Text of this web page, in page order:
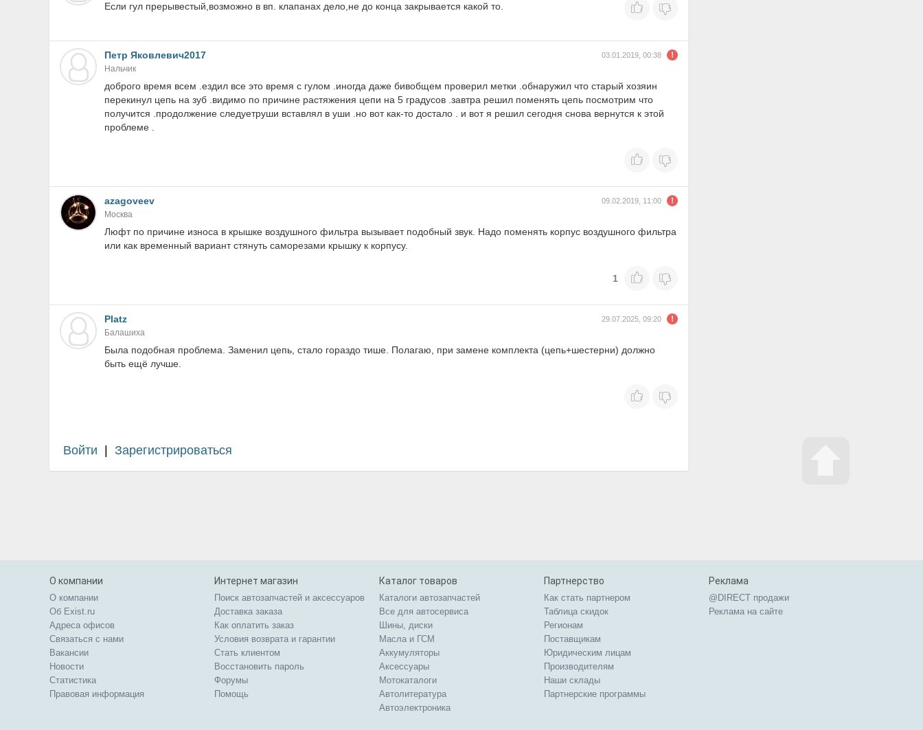
Если гул прерывестый,возможно в вп. клапанах дело,не до конца закрывается какой то.
Петр Яковлевич2017 03.01.2019, 00:38
Нальчик
доброго время всем .ездил все это время с гулом .иногда даже бивобщем проверил метки .обнаружил что старый хозяин
перекинул цепь на зуб .видимо по причине растяжения цепи на 5 градусов .завтра решил поменять цепь посмотрим что
получится .продолжение следуетруши вставлял в уши .но вот как-то достало . и вот я решил сегодня снова вернутся к этой
проблеме .
azagoveev 09.02.2019, 11:00
Москва
Люфт по причине износа в крышке воздушного фильтра вызывает подобный звук. Надо поменять корпус воздушного фильтра
или как временный вариант стянуть саморезами крышку к корпусу.
1
Platz 29.07.2025, 09:20
Балашиха
Была подобная проблема. Заменил цепь, стало гораздо тише. Полагаю, при замене комплекта (цепь+шестерни) должно
быть ещё лучше.
Войти Зарегистрироваться
О компании
О компании
Об Exist.ru
Адреса офисов
Связаться с нами
Вакансии
Новости
Статистика
Правовая информация
Интернет магазин
Поиск автозапчастей и аксессуаров
Доставка заказа
Как оплатить заказ
Условия возврата и гарантии
Стать клиентом
Восстановить пароль
Форумы
Помощь
Каталог товаров
Каталоги автозапчастей
Все для автосервиса
Шины, диски
Масла и ГСМ
Аккумуляторы
Аксессуары
Мотокаталоги
Автолитература
Автоэлектроника
Партнерство
Как стать партнером
Таблица скидок
Регионам
Поставщикам
Юридическим лицам
Производителям
Наши склады
Партнерские программы
Реклама
@DIRECT продажи
Реклама на сайте